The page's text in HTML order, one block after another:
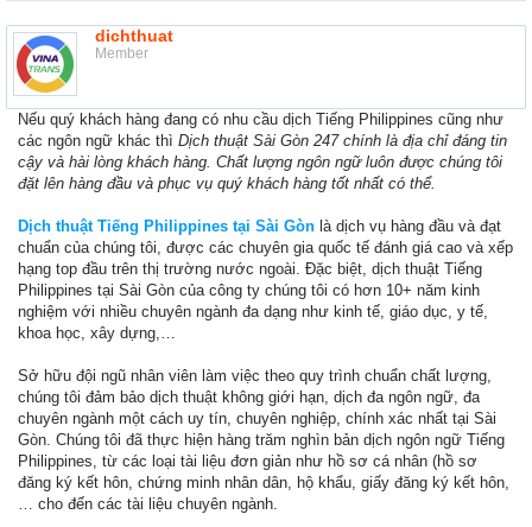
dichthuat
Member
Nếu quý khách hàng đang có nhu cầu dịch Tiếng Philippines cũng như
các ngôn ngữ khác thì Dịch thuật Sài Gòn 247 chính là địa chỉ đáng tin
cậy và hài lòng khách hàng. Chất lượng ngôn ngữ luôn được chúng tôi
đặt lên hàng đầu và phục vụ quý khách hàng tốt nhất có thể.
Dịch thuật Tiếng Philippines tại Sài Gòn là dịch vụ hàng đầu và đạt
chuẩn của chúng tôi, được các chuyên gia quốc tế đánh giá cao và xếp
hạng top đầu trên thị trường nước ngoài. Đặc biệt, dịch thuật Tiếng
Philippines tại Sài Gòn của công ty chúng tôi có hơn 10+ năm kinh
nghiệm với nhiều chuyên ngành đa dạng như kinh tế, giáo dục, y tế,
khoa học, xây dựng,…
Sở hữu đội ngũ nhân viên làm việc theo quy trình chuẩn chất lượng,
chúng tôi đảm bảo dịch thuật không giới hạn, dịch đa ngôn ngữ, đa
chuyên ngành một cách uy tín, chuyên nghiệp, chính xác nhất tại Sài
Gòn. Chúng tôi đã thực hiện hàng trăm nghìn bản dịch ngôn ngữ Tiếng
Philippines, từ các loại tài liệu đơn giản như hồ sơ cá nhân (hồ sơ
đăng ký kết hôn, chứng minh nhân dân, hộ khẩu, giấy đăng ký kết hôn,
… cho đến các tài liệu chuyên ngành.